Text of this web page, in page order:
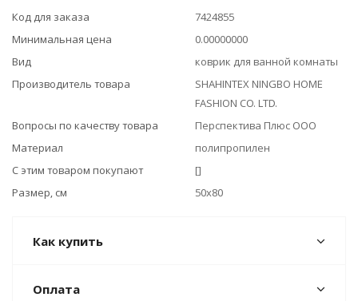
Код для заказа
7424855
Минимальная цена
0.00000000
Вид
коврик для ванной комнаты
Производитель товара
SHAHINTEX NINGBO HOME
FASHION CO. LTD.
Вопросы по качеству товара
Перспектива Плюс ООО
Материал
полипропилен
С этим товаром покупают
[]
Размер, см
50x80
Как купить
Оплата